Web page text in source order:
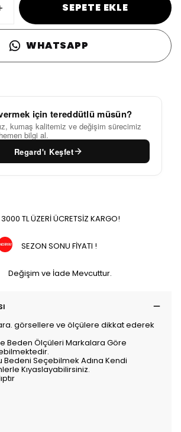
SEPETE EKLE
WHATSAPP
için tereddütlü müsün?
kumaş kalitemiz ve değişim sürecimiz
bilgi al.
Regard'ı Keşfet
3000 TL ÜZERİ ÜCRETSİZ KARGO!
SEZON SONU FİYATI !
Değişim ve İade Mevcuttur.
görsellere ve ölçülere dikkat ederek
Beden Ölçüleri Markalara Göre
Bedeni Seçebilmek Adına Kendi
Kıyaslayabilirsiniz.